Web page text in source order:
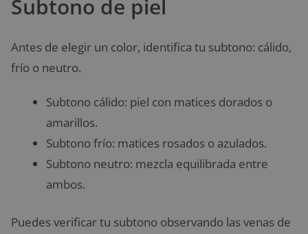
Subtono de piel
Antes de elegir un color, identifica tu subtono: cálido,
frío o neutro.
Subtono cálido: piel con matices dorados o
amarillos.
Subtono frío: matices rosados o azulados.
Subtono neutro: mezcla equilibrada entre
ambos.
Puedes verificar tu subtono observando las venas de